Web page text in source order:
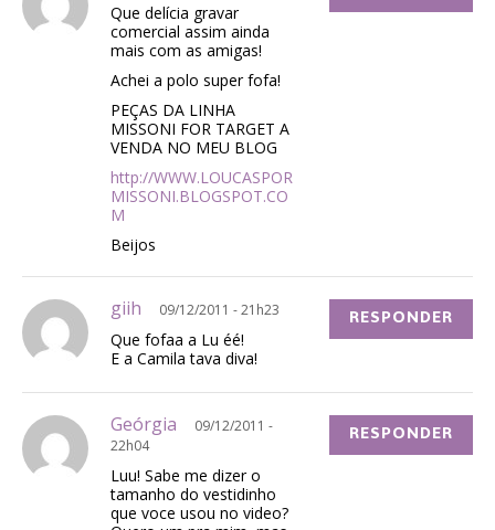
Que delícia gravar
comercial assim ainda
mais com as amigas!
Achei a polo super fofa!
PEÇAS DA LINHA
MISSONI FOR TARGET A
VENDA NO MEU BLOG
http://WWW.LOUCASPOR
MISSONI.BLOGSPOT.CO
M
Beijos
giih 09/12/2011 - 21h23
Que fofaa a Lu éé!
E a Camila tava diva!
RESPONDER
Geórgia
09/12/2011 -
22h04
Luu! Sabe me dizer o
tamanho do vestidinho
que voce usou no video?
RESPONDER